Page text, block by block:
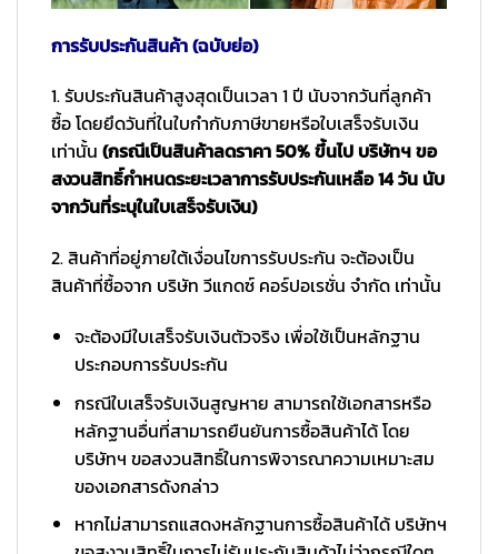
การรับประกันสินค้า (ฉบับย่อ)
1. รับประกันสินค้าสูงสุดเป็นเวลา 1 ปี นับจากวันที่ลูกค้า
ซื้อ โดยยึดวันที่ในใบกำกับภาษีขายหรือใบเสร็จรับเงิน
เท่านั้น (กรณีเป็นสินค้าลดราคา 50% ขึ้นไป บริษัทฯ ขอ
สงวนสิทธิ์กำหนดระยะเวลาการรับประกันเหลือ 14 วัน นับ
จากวันที่ระบุในใบเสร็จรับเงิน)
2. สินค้าที่อยู่ภายใต้เงื่อนไขการรับประกัน จะต้องเป็น
สินค้าที่ซื้อจาก บริษัท วีแกดซ์ คอร์ปอเรชั่น จำกัด เท่านั้น
จะต้องมีใบเสร็จรับเงินตัวจริง เพื่อใช้เป็นหลักฐาน
ประกอบการรับประกัน
กรณีใบเสร็จรับเงินสูญหาย สามารถใช้เอกสารหรือ
หลักฐานอื่นที่สามารถยืนยันการซื้อสินค้าได้ โดย
บริษัทฯ ขอสงวนสิทธิ์ในการพิจารณาความเหมาะสม
ของเอกสารดังกล่าว
หากไม่สามารถแสดงหลักฐานการซื้อสินค้าได้ บริษัทฯ